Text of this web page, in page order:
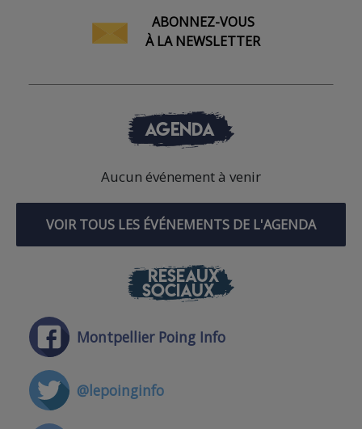
ABONNEZ-VOUS
À LA NEWSLETTER
AGENDA
Aucun événement à venir
VOIR TOUS LES ÉVÉNEMENTS DE L'AGENDA
RÉSEAUX
SOCIAUX
Montpellier Poing Info
@lepoinginfo